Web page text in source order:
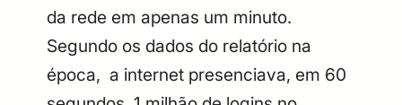
da rede em apenas um minuto.
Segundo os dados do relatório na
época, a internet presenciava, em 60